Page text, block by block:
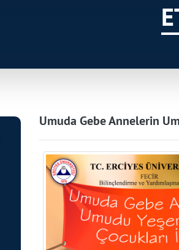
Umuda Gebe Annelerin